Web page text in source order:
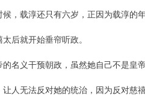
，载淳还只有六岁，正因为载淳的
后就开始垂帘听政。
名义干预朝政，虽然她自己不是皇
人无法反对她的统治，因为反对慈